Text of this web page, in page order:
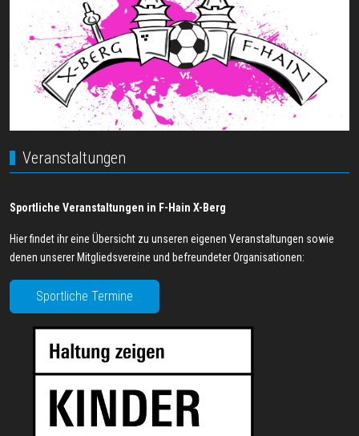
Veranstaltungen
Sportliche Veranstaltungen in F-Hain X-Berg
Hier findet ihr eine Übersicht zu unseren eigenen Veranstaltungen sowie
denen unserer Mitgliedsvereine und befreundeter Organisationen:
Sportliche Termine